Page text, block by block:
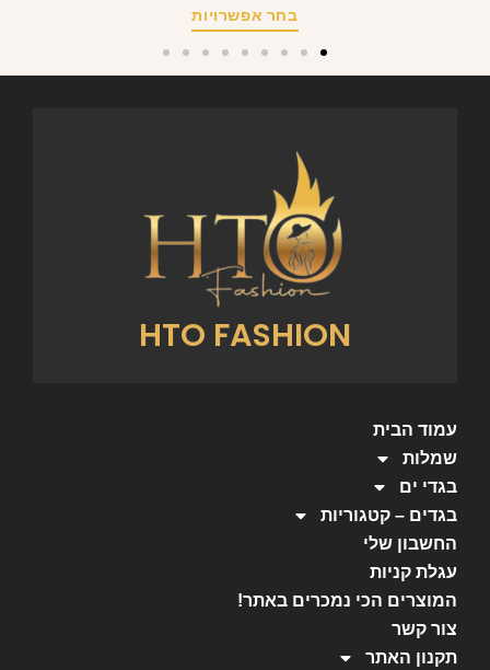
בחר אפשרויות
HTO FASHION
עמוד הבית
שמלות
בגדי ים
בגדים – קטגוריות
החשבון שלי
עגלת קניות
המוצרים הכי נמכרים באתר!
צור קשר
תקנון האתר